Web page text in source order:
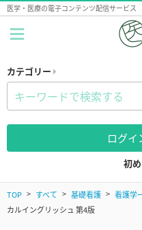
医学・医療の電子コンテンツ配信サービス
カテゴリー
ログイ
初
TOP すべて 基礎看護 看護学
カルイングリッシュ 第4版